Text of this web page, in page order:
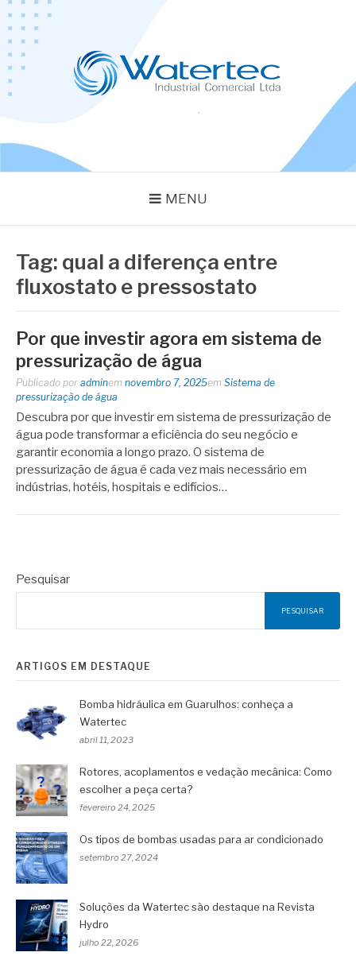
Pular
para
conteúdo
MENU
Tag: qual a diferença entre
fluxostato e pressostato
Por que investir agora em sistema de
pressurização de água
Publicado por adminem novembro 7, 2025em Sistema de
pressurização de água
Descubra por que investir em sistema de pressurização de
água pode transformar a eficiência do seu negócio e
garantir economia a longo prazo. O sistema de
pressurização de água é cada vez mais necessário em
indústrias, hotéis, hospitais e edifícios…
Pesquisar
PESQUISAR
ARTIGOS EM DESTAQUE
Bomba hidráulica em Guarulhos: conheça a
Watertec
abril 11, 2023
Rotores, acoplamentos e vedação mecânica: Como
escolher a peça certa?
fevereiro 24, 2025
Os tipos de bombas usadas para ar condicionado
setembro 27, 2024
Soluções da Watertec são destaque na Revista
Hydro
julho 22, 2026